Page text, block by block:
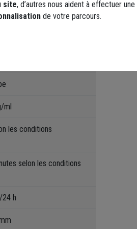
ml
les conditions
selon les conditions
24 h
site, d’autres nous aident à effectuer une
de votre parcours.